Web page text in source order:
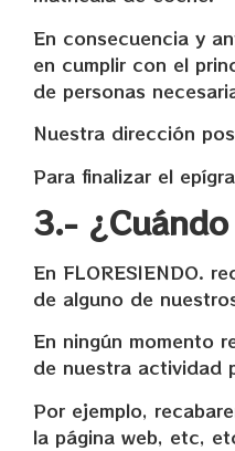
En consecuencia y
en cumplir con el
de personas
Nuestra dirección
Para finalizar el
3.-
En FLORESIENDO.
de alguno de
En ningún momento
de nuestra actividad
Por ejemplo,
la página web, etc,